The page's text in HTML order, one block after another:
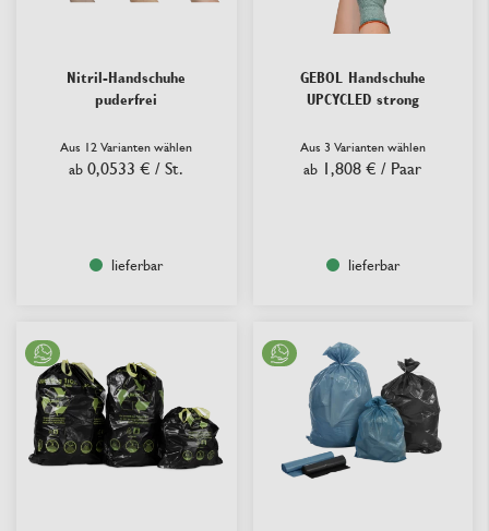
Nitril-Handschuhe
puderfrei
Aus 12 Varianten wählen
ab 0,0533 € / St.
lieferbar
GEBOL Handschuhe
UPCYCLED strong
Aus 3 Varianten wählen
ab 1,808 € / Paar
lieferbar